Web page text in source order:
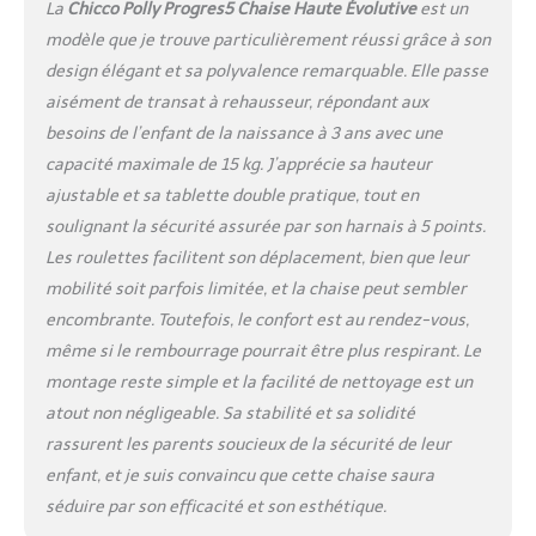
4 niveaux, il est
facilement amovible et
lavable au lave-vaisselle
COMPACTE ET FACILE À
TRANSPORTER : Une fois
pliée, la chaise est ultra
compacte, et se tient
également facile à
déplacer grâce à ses 4
roues APPROUVÉ : Selon
les tests, le biberon est
accepté par 96% des
bébés dès le début (test
réalisé sur 50 mères et
bébés de 0-3 mois en
Italie en 2016)
La Chicco Polly Progres5 Chaise Haute Évolutiveest un
modèle que je trouve particulièrement réussi grâce à son
design élégant et sa polyvalence remarquable. Elle passe
aisément de transat à rehausseur, répondant aux
besoins de l’enfant de la naissance à 3 ans avec une
capacité maximale de 15 kg. J’apprécie sa hauteur
ajustable et sa tablette double pratique, tout en
soulignant la sécurité assurée par son harnais à 5 points.
Les roulettes facilitent son déplacement, bien que leur
mobilité soit parfois limitée, et la chaise peut sembler
encombrante. Toutefois, le confort est au rendez-vous,
même si le rembourrage pourrait être plus respirant. Le
montage reste simple et la facilité de nettoyage est un
atout non négligeable. Sa stabilité et sa solidité
rassurent les parents soucieux de la sécurité de leur
enfant, et je suis convaincu que cette chaise saura
séduire par son efficacité et son esthétique.